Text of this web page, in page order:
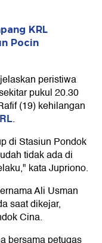
KRL
Pocin
peristiwa
pukul 20.30
(19) kehilangan
.
di Stasiun Pondok
tidak ada di
kata Jupriono.
Ali Usman
saat dikejar,
Cina.
bersama petugas